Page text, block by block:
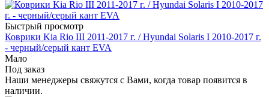
Быстрый просмотр
Коврики Kia Rio III 2011-2017 г. / Hyundai Solaris I 2010-2017 г.
- черный/серый кант EVA
Мало
Под заказ
Наши менеджеры свяжутся с Вами, когда товар появится в
наличии.